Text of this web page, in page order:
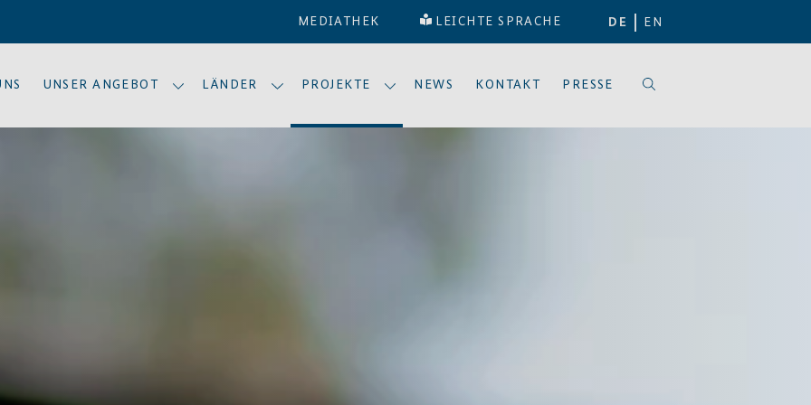
MEDIATHEK LEICHTE SPRACHE DE EN
UNSER ANGEBOT LÄNDER PROJEKTE NEWS KONTAKT PRESSE